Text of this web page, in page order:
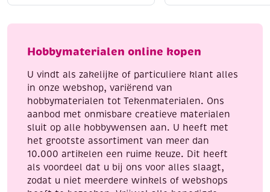
ml,
aantal
ml,
aantal
Hobbymaterialen online kopen
U vindt als zakelijke of particuliere klant alles
in onze webshop, variërend van
hobbymaterialen tot Tekenmaterialen. Ons
aanbod met onmisbare creatieve materialen
sluit op alle hobbywensen aan. U heeft met
het grootste assortiment van meer dan
10.000 artikelen een ruime keuze. Dit heeft
als voordeel dat u bij ons voor alles slaagt,
zodat u niet meerdere winkels of webshops